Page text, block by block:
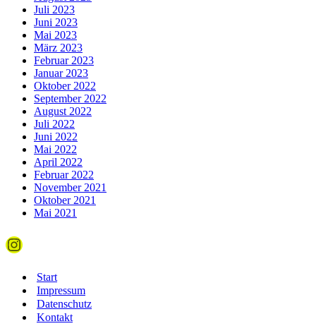
Juli 2023
Juni 2023
Mai 2023
März 2023
Februar 2023
Januar 2023
Oktober 2022
September 2022
August 2022
Juli 2022
Juni 2022
Mai 2022
April 2022
Februar 2022
November 2021
Oktober 2021
Mai 2021
Instagram
Start
Impressum
Datenschutz
Kontakt